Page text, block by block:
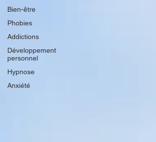
Bien-être
Phobies
Addictions
Développement
personnel
Hypnose
Anxiété